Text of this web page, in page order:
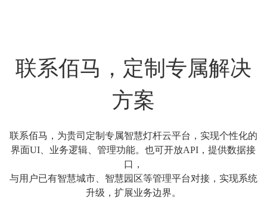
联系佰马，定制专属解决
方案
联系佰马，为贵司定制专属智慧灯杆云平台，实现个性化的
界面UI、业务逻辑、管理功能。也可开放API，提供数据接
口，
与用户已有智慧城市、智慧园区等管理平台对接，实现系统
升级，扩展业务边界。